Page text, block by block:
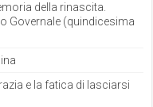
della rinascita.
Governale (quindicesima
e la fatica di lasciarsi